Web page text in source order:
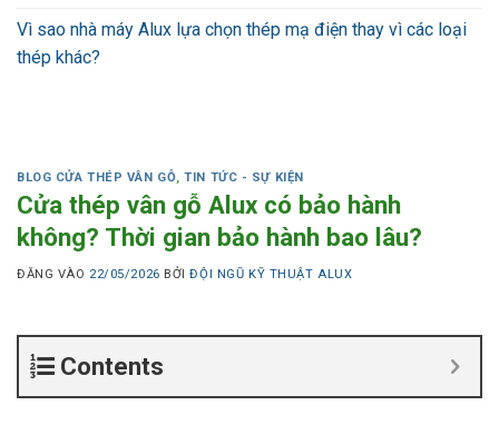
Vì sao nhà máy Alux lựa chọn thép mạ điện thay vì các loại
thép khác?
BLOG CỬA THÉP VÂN GỖ,TIN TỨC - SỰ KIỆN
Cửa thép vân gỗ Alux có bảo hành
không? Thời gian bảo hành bao lâu?
ĐĂNG VÀO 22/05/2026 BỞIĐỘI NGŨ KỸ THUẬT ALUX
Contents